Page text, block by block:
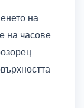
на
на часове